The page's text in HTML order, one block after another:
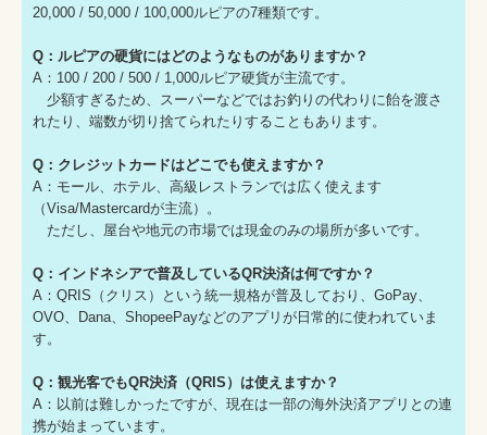
20,000 / 50,000 / 100,000ルピアの7種類です。
Q：ルピアの硬貨にはどのようなものがありますか？
A：100 / 200 / 500 / 1,000ルピア硬貨が主流です。
少額すぎるため、スーパーなどではお釣りの代わりに飴を渡さ
れたり、端数が切り捨てられたりすることもあります。
Q：クレジットカードはどこでも使えますか？
A：モール、ホテル、高級レストランでは広く使えます
（Visa/Mastercardが主流）。
ただし、屋台や地元の市場では現金のみの場所が多いです。
Q：インドネシアで普及しているQR決済は何ですか？
A：QRIS（クリス）という統一規格が普及しており、GoPay、
OVO、Dana、ShopeePayなどのアプリが日常的に使われていま
す。
Q：観光客でもQR決済（QRIS）は使えますか？
A：以前は難しかったですが、現在は一部の海外決済アプリとの連
携が始まっています。